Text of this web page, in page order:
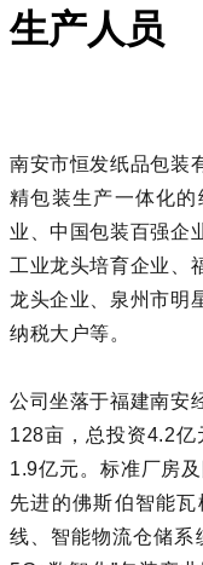
生产人员
南安市恒发纸品包装
精包装生产一体化
业、中国包装百强企
工业龙头培育企业、
龙头企业、泉州市明
纳税大户等。
公司坐落于福建南安
128亩，总投资4.2亿
1.9亿元。标准厂房
先进的佛斯伯智能
线、智能物流仓储系